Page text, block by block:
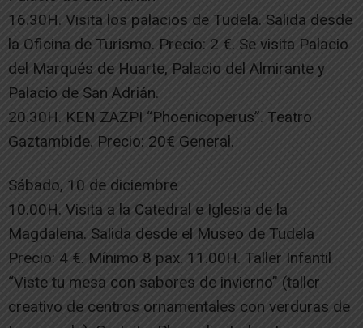
16.30H. Visita los palacios de Tudela. Salida desde
la Oficina de Turismo. Precio: 2 €. Se visita Palacio
del Marqués de Huarte, Palacio del Almirante y
Palacio de San Adrián.
20.30H. KEN ZAZPI “Phoenicoperus”. Teatro
Gaztambide. Precio: 20€ General.
Sábado, 10 de diciembre
10.00H. Visita a la Catedral e Iglesia de la
Magdalena. Salida desde el Museo de Tudela
Precio: 4 €. Mínimo 8 pax. 11.00H. Taller Infantil
“Viste tu mesa con sabores de invierno” (taller
creativo de centros ornamentales con verduras de